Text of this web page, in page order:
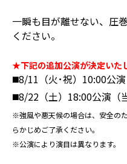
一瞬も目が離せない、圧
ください。
★下記の追加公演が決定いた
◼️8/11（火･祝）10:00公演
◼️8/22（土）18:00公演（
※強風や悪天候の場合は、安全の
らかじめご了承ください。
※公演により演目は異なります。